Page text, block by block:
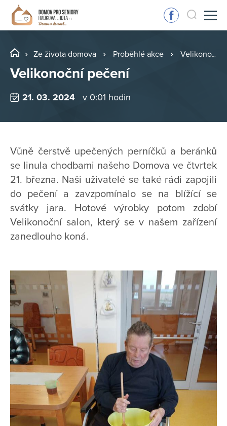
Ze života domova Proběhlé akce Velikonoční pečení
Velikonoční pečení
21. 03. 2024 v 0:01 hodin
Vůně čerstvě upečených perníčků a beránků
se linula chodbami našeho Domova ve čtvrtek
21. března. Naši uživatelé se také rádi zapojili
do pečení a zavzpomínalo se na blížící se
svátky jara. Hotové výrobky potom zdobí
Velikonoční salon, který se v našem zařízení
zanedlouho koná.